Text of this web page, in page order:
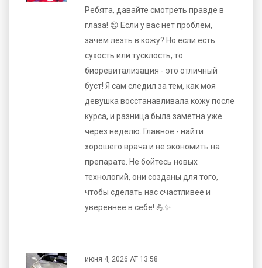
Ребята, давайте смотреть правде в
глаза! 😊 Если у вас нет проблем,
зачем лезть в кожу? Но если есть
сухость или тусклость, то
биоревитализация - это отличный
буст! Я сам следил за тем, как моя
девушка восстанавливала кожу после
курса, и разница была заметна уже
через неделю. Главное - найти
хорошего врача и не экономить на
препарате. Не бойтесь новых
технологий, они созданы для того,
чтобы сделать нас счастливее и
увереннее в себе! 💪✨
июня 4, 2026 AT 13:58